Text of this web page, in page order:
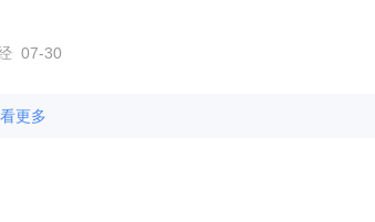
07-30
更多